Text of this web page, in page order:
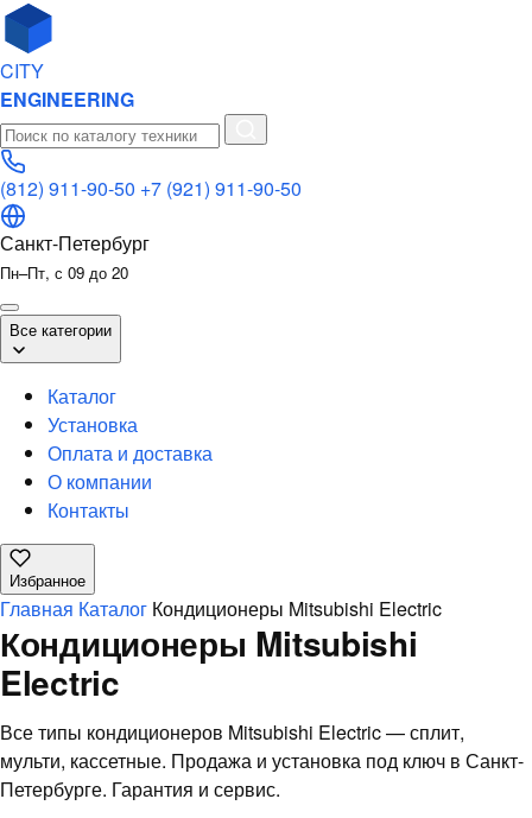
CITY
ENGINEERING
(812) 911-90-50 +7 (921) 911-90-50
Санкт-Петербург
Пн–Пт, с 09 до 20
Все категории
Каталог
Установка
Оплата и доставка
О компании
Контакты
Избранное
Главная Каталог Кондиционеры Mitsubishi Electric
Кондиционеры Mitsubishi
Electric
Все типы кондиционеров Mitsubishi Electric — сплит,
мульти, кассетные. Продажа и установка под ключ в Санкт-
Петербурге. Гарантия и сервис.